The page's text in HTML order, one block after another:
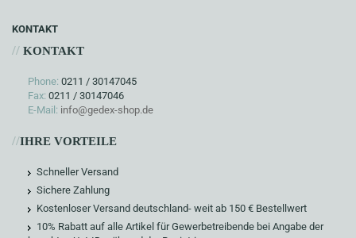
KONTAKT
// KONTAKT
Phone: 0211 / 30147045
Fax: 0211 / 30147046
E-Mail: info@gedex-shop.de
//IHRE VORTEILE
Schneller Versand
Sichere Zahlung
Kostenloser Versand deutschland- weit ab 150 € Bestellwert
10% Rabatt auf alle Artikel für Gewerbetreibende bei Angabe der